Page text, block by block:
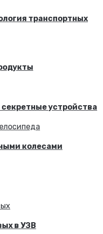
транспортных
устройства
колесами
в УЗВ